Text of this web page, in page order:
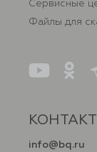
Сервисные
Файлы для
info@bq.ru